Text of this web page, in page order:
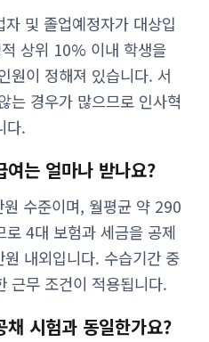
및 졸업예정자가 대상입
상위 10% 이내 학생을
원이 정해져 있습니다. 서
는 경우가 많으므로 인사혁
다.
여는 얼마나 받나요?
수준이며, 월평균 약 290
4대 보험과 세금을 공제
내외입니다. 수습기간 중
근무 조건이 적용됩니다.
채 시험과 동일한가요?